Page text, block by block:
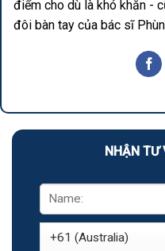
điểm cho dù là khó khăn -
đôi bàn tay của bác sĩ
NHẬN TƯ